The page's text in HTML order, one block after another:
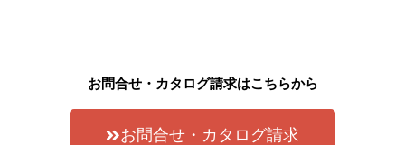
お問合せ・カタログ請求はこちらから
お問合せ・カタログ請求